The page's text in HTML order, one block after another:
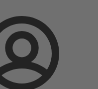
Bejelentkezés
Termékek keresése